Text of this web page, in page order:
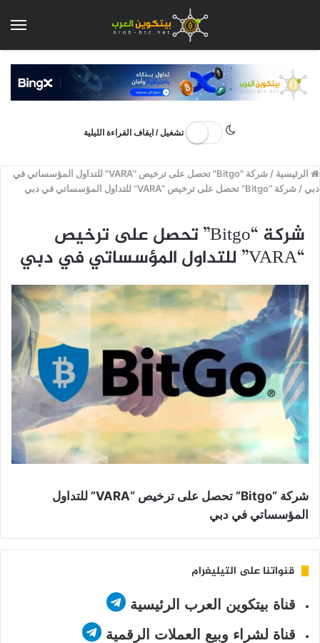
تشغيل / ايقاف القراءة الليلية
الرئيسية /
شركة "Bitgo" تحصل على ترخيص "VARA" للتداول المؤسساتي في
دبي /شركة “Bitgo” تحصل على ترخيص “VARA” للتداول المؤسساتي في دبي
شركة “Bitgo” تحصل على ترخيص
“VARA” للتداول المؤسساتي في دبي
شركة “Bitgo” تحصل على ترخيص “VARA” للتداول
المؤسساتي في دبي
قنواتنا على التيليغرام
قناة بيتكوين العرب الرئيسية
قناة لشراء وبيع العملات الرقمية